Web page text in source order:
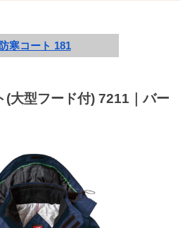
防寒コート 181
(大型フード付) 7211｜バー